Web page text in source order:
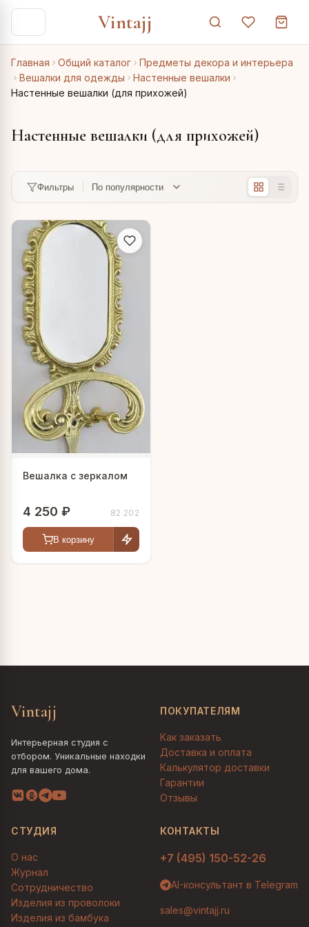
Vintajj
Главная Общий каталог
Предметы декора и интерьера
Вешалки для одежды
Настенные вешалки
Настенные вешалки (для прихожей)
Настенные вешалки (для прихожей)
Фильтры
Вешалка с зеркалом
4 250 ₽ 82.202
В корзину
Vintajj
Интерьерная студия с
отбором. Уникальные находки
для вашего дома.
ПОКУПАТЕЛЯМ
Как заказать
Доставка и оплата
Калькулятор доставки
Гарантии
Отзывы
СТУДИЯ
О нас
Журнал
Сотрудничество
Изделия из проволоки
Изделия из бамбука
КОНТАКТЫ
+7 (495) 150-52-26
AI-консультант в Telegram
sales@vintajj.ru